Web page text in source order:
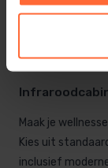
Ontdek onze
ontspanning.
Maak je
Kies uit
inclusief